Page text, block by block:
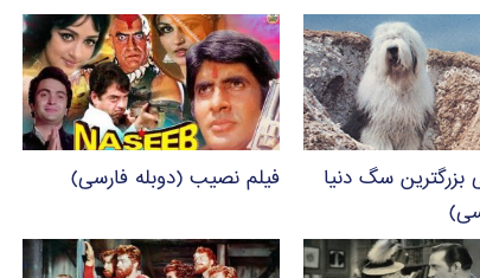
بزرگترین سگ دنیا
فیلم نصیب (دوبله فارسی)